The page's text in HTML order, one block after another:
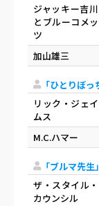
ジャッキー吉川
とブルーコメッ
ツ
加山雄三
「ひとりぼ
リック・ジェイ
ムス
M.C.ハマー
「ブルマ先
ザ・スタイル・
カウンシル